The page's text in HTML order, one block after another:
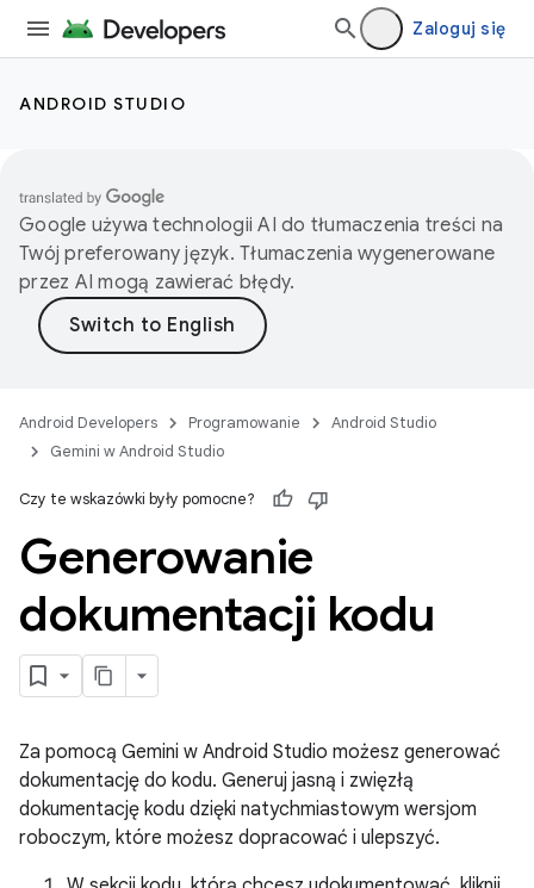
Zaloguj się
ANDROID STUDIO
Google używa technologii AI do tłumaczenia treści na
Twój preferowany język. Tłumaczenia wygenerowane
przez AI mogą zawierać błędy.
Android Developers Programowanie
Android Studio
Gemini w Android Studio
Czy te wskazówki były pomocne?
Generowanie
dokumentacji kodu
Za pomocą Gemini w Android Studio możesz generować
dokumentację do kodu. Generuj jasną i zwięzłą
dokumentację kodu dzięki natychmiastowym wersjom
roboczym, które możesz dopracować i ulepszyć.